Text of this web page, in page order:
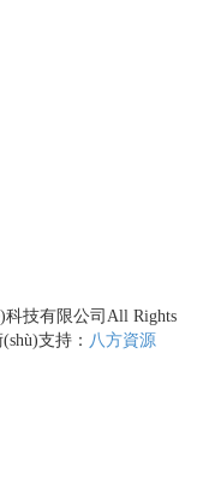
技有限公司 All Rights
支持： 八方資源